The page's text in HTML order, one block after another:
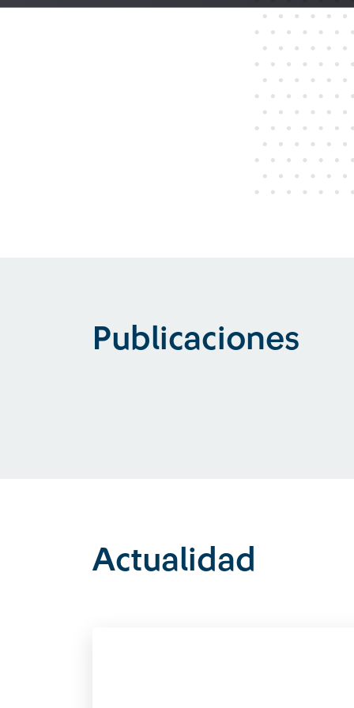
Publicaciones
Actualidad